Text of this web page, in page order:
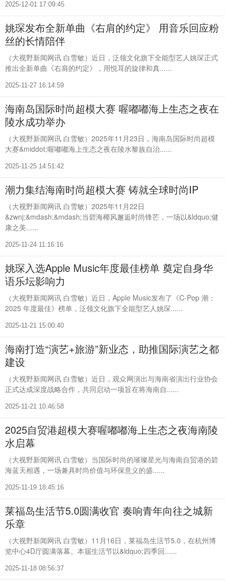
2025-12-01 17:09:45
姚琛发布全新单曲《右肩的约定》 用音乐回应粉
丝的长情陪伴
（大视野新闻网讯 白雪敏）近日，泛领文化旗下全能型艺人姚琛正式
推出全新单曲《右肩的约定》，用悦耳的旋律和真......
2025-11-27 16:14:59
海南岛国际时尚超模大赛 喔嘟嘟海上生态之夜在
陵水成功举办
（大视野新闻网讯 白雪敏）2025年11月23日，海南岛国际时尚超模
大赛&middot;喔嘟嘟海上生态之夜在陵水黎族自治......
2025-11-25 14:51:42
潮力集结海南时尚超模大赛 铸就全球时尚IP
（大视野新闻网讯 白雪敏）2025年11月22日
&zwnj;&mdash;&mdash;当碧海椰风邂逅时尚锋芒，一场以&ldquo;健
康之美......
2025-11-24 11:16:16
姚琛入选Apple Music年度最佳榜单 奠定自身华
语乐坛影响力
（大视野新闻网讯 白雪敏）近日，Apple Music发布了《C-Pop 潮：
2025 年度最佳》榜单，泛领文化旗下全能型艺人姚琛......
2025-11-21 15:00:40
海南打造“演艺+旅游”新业态，助推国际演艺之都
建设
（大视野新闻网讯 白雪敏）近日，观众网演出与海南省演出行业协会
正式达成深度战略合作，共同启动一项旨在将海南自......
2025-11-21 10:46:58
2025自贸港超模大赛喔嘟嘟海上生态之夜海南陵
水启幕
（大视野新闻网讯 白雪敏）当国际时尚的璀璨星光与海南自贸港的碧
海蓝天相遇，一场兼具时尚价值与环保意义的盛......
2025-11-19 18:45:16
莱福岛生活节5.0圆满收官 奏响青年向往之城新
乐章
（大视野新闻网讯 白雪敏）11月16日，莱福岛生活节5.0，在杭州博
览中心4D厅圆满落幕。本届生活节以&ldquo;四季回......
2025-11-18 08:56:37